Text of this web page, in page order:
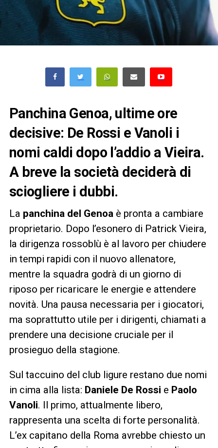
Panchina Genoa, ultime ore
decisive: De Rossi e Vanoli i
nomi caldi dopo l’addio a Vieira.
A breve la società deciderà di
sciogliere i dubbi.
La panchina del Genoa è pronta a cambiare
proprietario. Dopo l’esonero di Patrick Vieira,
la dirigenza rossoblù è al lavoro per chiudere
in tempi rapidi con il nuovo allenatore,
mentre la squadra godrà di un giorno di
riposo per ricaricare le energie e attendere
novità. Una pausa necessaria per i giocatori,
ma soprattutto utile per i dirigenti, chiamati a
prendere una decisione cruciale per il
prosieguo della stagione.
Sul taccuino del club ligure restano due nomi
in cima alla lista: Daniele De Rossi e Paolo
Vanoli. Il primo, attualmente libero,
rappresenta una scelta di forte personalità.
L’ex capitano della Roma avrebbe chiesto un